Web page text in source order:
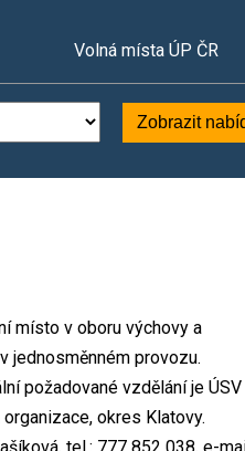
Volná místa ÚP ČR
Zobrazit
místo v oboru výchovy a
jednosměnném provozu.
požadované vzdělání je ÚSV
okres Klatovy.